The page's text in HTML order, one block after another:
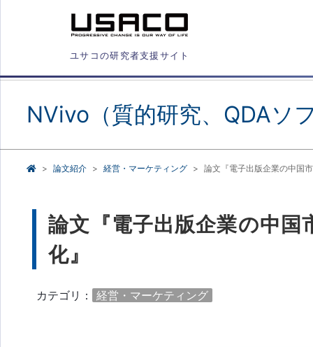
ユサコの研究者支援サイト
NVivo（質的研究、QDAソ
論文紹介 経営・マーケティング 論文『電子出版企業の中国
論文『電子出版企業の中
化』
カテゴリ： 経営・マーケティング